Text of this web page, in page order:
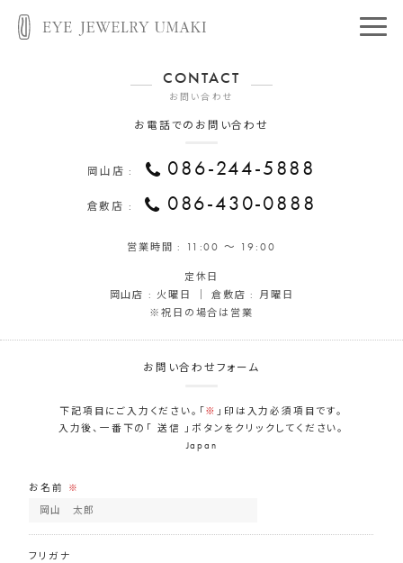
CONTACT
お問い合わせ
お電話でのお問い合わせ
岡山店 : 086-244-5888
倉敷店 : 086-430-0888
営業時間 : 11:00 ～ 19:00
定休日
岡山店 : 火曜日 ｜ 倉敷店 : 月曜日
※祝日の場合は営業
お問い合わせフォーム
下記項目にご入力ください。「※ 」印は入力必須項目です。
入力後、一番下の「 送信 」ボタンをクリックしてください。
Japan
お名前 ※
フリガナ